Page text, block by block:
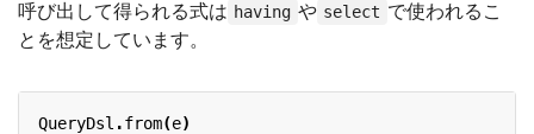
呼び出して得られる式は having や select で使われるこ
とを想定しています。
QueryDsl .from(e)